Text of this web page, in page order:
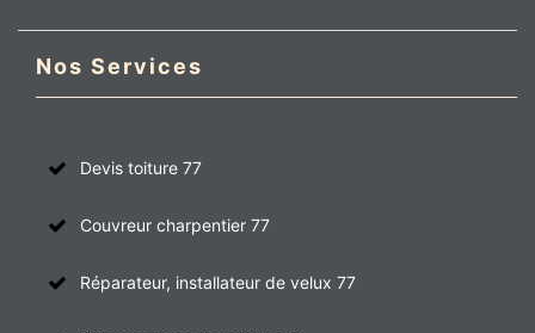
Nos Services
Devis toiture 77
Couvreur charpentier 77
Réparateur, installateur de velux 77